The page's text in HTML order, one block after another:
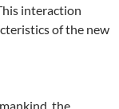
interaction
of the new
the